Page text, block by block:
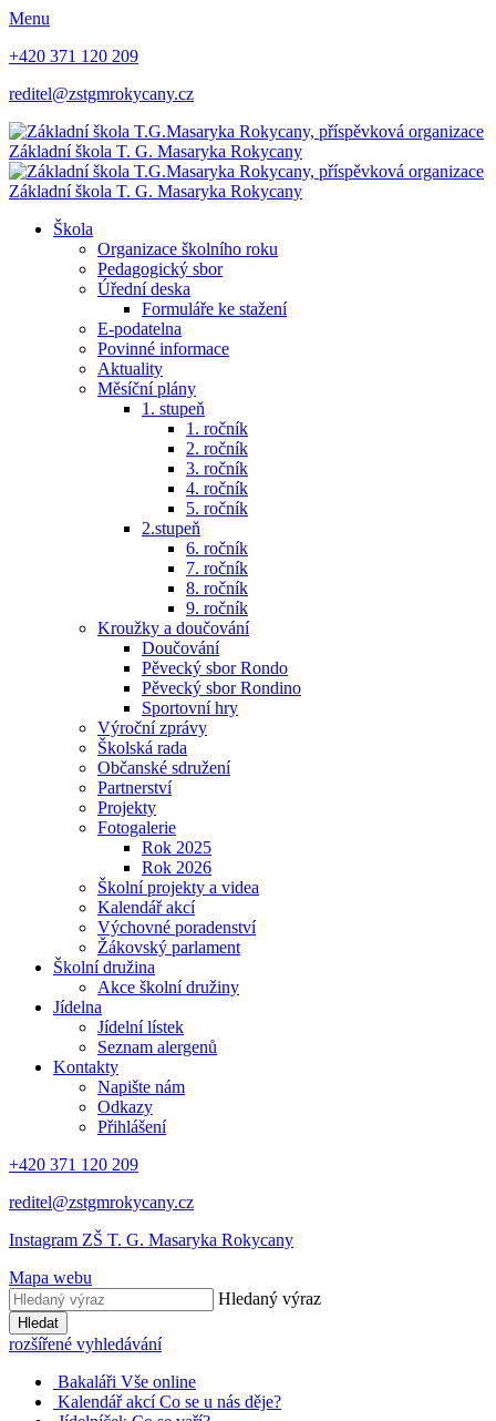
Menu
+420 371 120 209
reditel@zstgmrokycany.cz
Základní škola T. G. Masaryka Rokycany
Základní škola T. G. Masaryka Rokycany
Škola
Organizace školního roku
Pedagogický sbor
Úřední deska
Formuláře ke stažení
E-podatelna
Povinné informace
Aktuality
Měsíční plány
1. stupeň
1. ročník
2. ročník
3. ročník
4. ročník
5. ročník
2.stupeň
6. ročník
7. ročník
8. ročník
9. ročník
Kroužky a doučování
Doučování
Pěvecký sbor Rondo
Pěvecký sbor Rondino
Sportovní hry
Výroční zprávy
Školská rada
Občanské sdružení
Partnerství
Projekty
Fotogalerie
Rok 2025
Rok 2026
Školní projekty a videa
Kalendář akcí
Výchovné poradenství
Žákovský parlament
Školní družina
Akce školní družiny
Jídelna
Jídelní lístek
Seznam alergenů
Kontakty
Napište nám
Odkazy
Přihlášení
+420 371 120 209
reditel@zstgmrokycany.cz
Instagram ZŠ T. G. Masaryka Rokycany
Mapa webu
Hledaný výraz
Hledat
rozšířené vyhledávání
Bakaláři Vše online
Kalendář akcí Co se u nás děje?